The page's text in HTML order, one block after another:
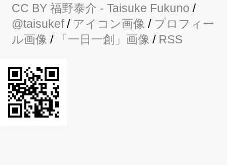
CC BY 福野泰介 - Taisuke Fukuno /
@taisukef/ アイコン画像 / プロフィー
ル画像 / 「一日一創」画像 / RSS